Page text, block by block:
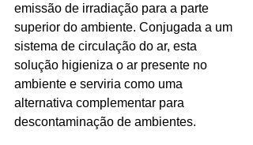
emissão de irradiação para a parte
superior do ambiente. Conjugada a um
sistema de circulação do ar, esta
solução higieniza o ar presente no
ambiente e serviria como uma
alternativa complementar para
descontaminação de ambientes.